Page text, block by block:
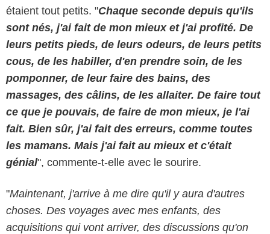
étaient tout petits. "Chaque seconde depuis qu'ils
sont nés, j'ai fait de mon mieux et j'ai profité. De
leurs petits pieds, de leurs odeurs, de leurs petits
cous, de les habiller, d'en prendre soin, de les
pomponner, de leur faire des bains, des
massages, des câlins, de les allaiter. De faire tout
ce que je pouvais, de faire de mon mieux, je l'ai
fait. Bien sûr, j'ai fait des erreurs, comme toutes
les mamans. Mais j'ai fait au mieux et c'était
génial", commente-t-elle avec le sourire.
"Maintenant, j'arrive à me dire qu'il y aura d'autres
choses. Des voyages avec mes enfants, des
acquisitions qui vont arriver, des discussions qu'on